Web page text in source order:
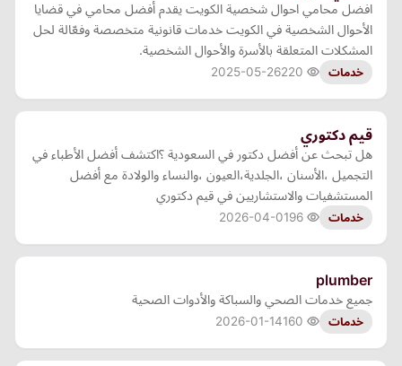
افضل محامي احوال شخصية الكويت يقدم أفضل محامي في قضايا
الأحوال الشخصية في الكويت خدمات قانونية متخصصة وفعّالة لحل
المشكلات المتعلقة بالأسرة والأحوال الشخصية.
خدمات 2025-05-26
قيم دكتوري
هل تبحث عن أفضل دكتور في السعودية ؟اكتشف أفضل الأطباء في
التجميل ،الأسنان ،الجلدية،العيون ،والنساء والولادة مع أفضل
المستشفيات والاستشاريين في قيم دكتوري
خدمات 2026-04-01
plumber
جميع خدمات الصحي والسباكة والأدوات الصحية
خدمات 2026-01-14